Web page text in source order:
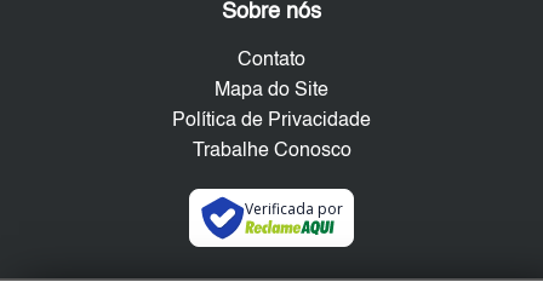
Sobre nós
Contato
Mapa do Site
Política de Privacidade
Trabalhe Conosco
Verificada por